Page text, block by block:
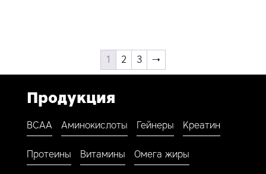
1 2 3 →
Продукция
BCAA Аминокислоты Гейнеры Креатин
Протеины Витамины Омега жиры